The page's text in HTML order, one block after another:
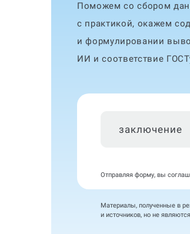
Поможем со сбором
с практикой, окажем
и формулировании
ИИ и соответствие
заключение
Отправляя форму, вы
Материалы, полученные в
и источников, но не